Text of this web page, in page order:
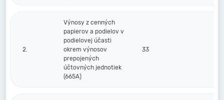
2.
Výnosy z cenných
papierov a podielov v
podielovej účasti
okrem výnosov
prepojených
účtovných jednotiek
(665A)
33